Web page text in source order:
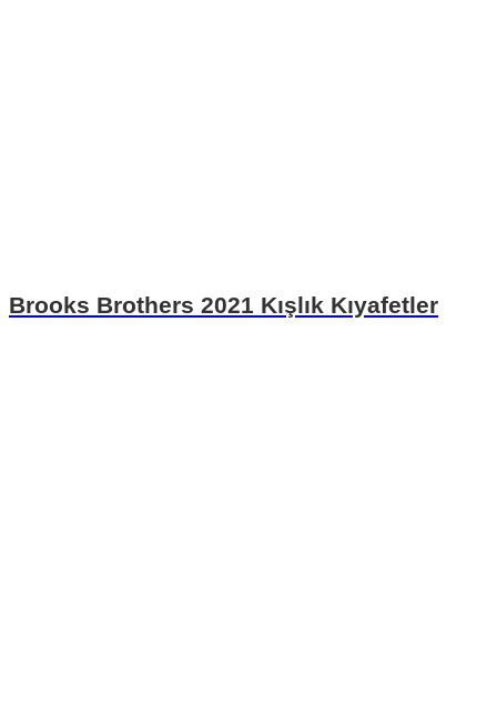
Brooks Brothers 2021 Kışlık Kıyafetler